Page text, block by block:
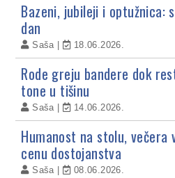
Bazeni, jubileji i optužnica:
dan
Saša 18.06.2026.
Rode greju bandere dok
tone u tišinu
Saša 14.06.2026.
Humanost na stolu, večera
cenu dostojanstva
Saša 08.06.2026.